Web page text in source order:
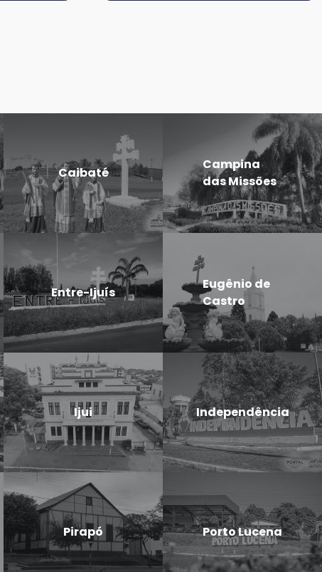
Caibaté
Campina
das Missões
Entre-Ijuís
Eugênio de
Castro
Ijui Independência
Pirapó Porto Lucena